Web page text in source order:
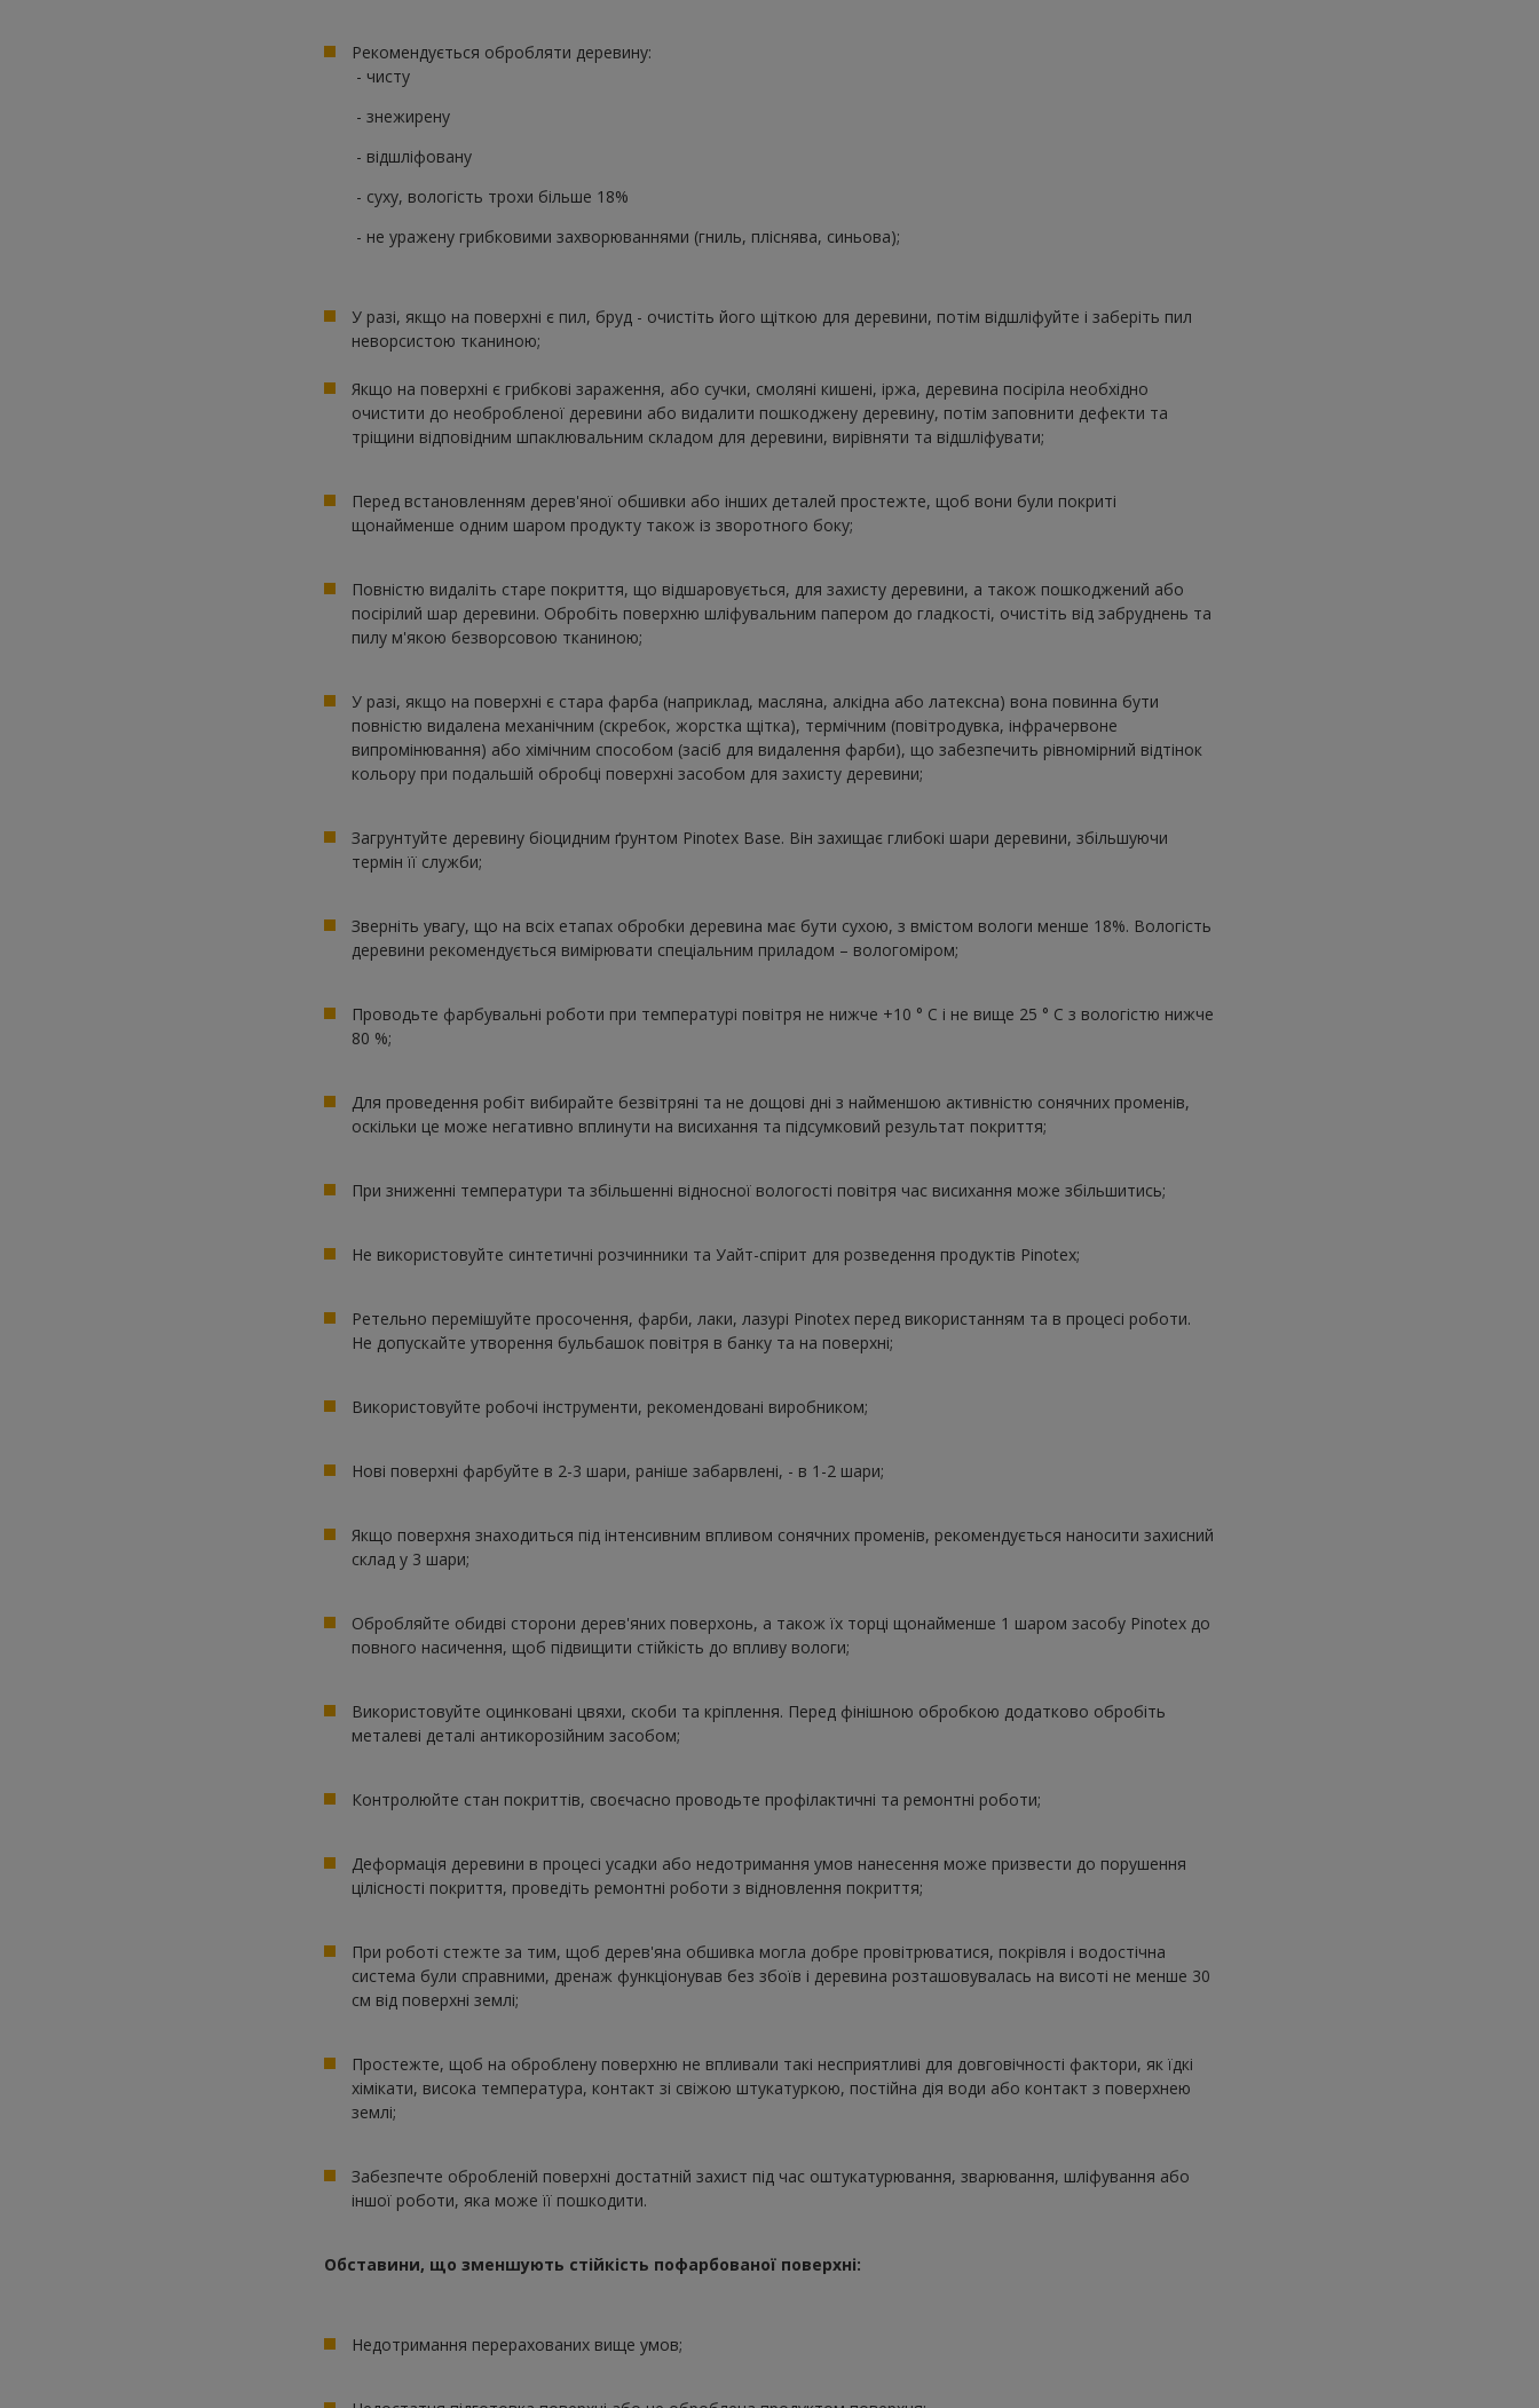
Рекомендується обробляти деревину:
- чисту
- знежирену
- відшліфовану
- суху, вологість трохи більше 18%
- не уражену грибковими захворюваннями (гниль, пліснява, синьова);
У разі, якщо на поверхні є пил, бруд - очистіть його щіткою для деревини, потім відшліфуйте і заберіть пил
неворсистою тканиною;
Якщо на поверхні є грибкові зараження, або сучки, смоляні кишені, іржа, деревина посіріла необхідно
очистити до необробленої деревини або видалити пошкоджену деревину, потім заповнити дефекти та
тріщини відповідним шпаклювальним складом для деревини, вирівняти та відшліфувати;
Перед встановленням дерев'яної обшивки або інших деталей простежте, щоб вони були покриті
щонайменше одним шаром продукту також із зворотного боку;
Повністю видаліть старе покриття, що відшаровується, для захисту деревини, а також пошкоджений або
посірілий шар деревини. Обробіть поверхню шліфувальним папером до гладкості, очистіть від забруднень та
пилу м'якою безворсовою тканиною;
У разі, якщо на поверхні є стара фарба (наприклад, масляна, алкідна або латексна) вона повинна бути
повністю видалена механічним (скребок, жорстка щітка), термічним (повітродувка, інфрачервоне
випромінювання) або хімічним способом (засіб для видалення фарби), що забезпечить рівномірний відтінок
кольору при подальшій обробці поверхні засобом для захисту деревини;
Загрунтуйте деревину біоцидним ґрунтом Pinotex Base. Він захищає глибокі шари деревини, збільшуючи
термін її служби;
Зверніть увагу, що на всіх етапах обробки деревина має бути сухою, з вмістом вологи менше 18%. Вологість
деревини рекомендується вимірювати спеціальним приладом – вологоміром;
Проводьте фарбувальні роботи при температурі повітря не нижче +10 ° C і не вище 25 ° C з вологістю нижче
80 %;
Для проведення робіт вибирайте безвітряні та не дощові дні з найменшою активністю сонячних променів,
оскільки це може негативно вплинути на висихання та підсумковий результат покриття;
При зниженні температури та збільшенні відносної вологості повітря час висихання може збільшитись;
Не використовуйте синтетичні розчинники та Уайт-спірит для розведення продуктів Pinotex;
Ретельно перемішуйте просочення, фарби, лаки, лазурі Pinotex перед використанням та в процесі роботи.
Не допускайте утворення бульбашок повітря в банку та на поверхні;
Використовуйте робочі інструменти, рекомендовані виробником;
Нові поверхні фарбуйте в 2-3 шари, раніше забарвлені, - в 1-2 шари;
Якщо поверхня знаходиться під інтенсивним впливом сонячних променів, рекомендується наносити захисний
склад у 3 шари;
Обробляйте обидві сторони дерев'яних поверхонь, а також їх торці щонайменше 1 шаром засобу Pinotex до
повного насичення, щоб підвищити стійкість до впливу вологи;
Використовуйте оцинковані цвяхи, скоби та кріплення. Перед фінішною обробкою додатково обробіть
металеві деталі антикорозійним засобом;
Контролюйте стан покриттів, своєчасно проводьте профілактичні та ремонтні роботи;
Деформація деревини в процесі усадки або недотримання умов нанесення може призвести до порушення
цілісності покриття, проведіть ремонтні роботи з відновлення покриття;
При роботі стежте за тим, щоб дерев'яна обшивка могла добре провітрюватися, покрівля і водостічна
система були справними, дренаж функціонував без збоїв і деревина розташовувалась на висоті не менше 30
см від поверхні землі;
Простежте, щоб на оброблену поверхню не впливали такі несприятливі для довговічності фактори, як їдкі
хімікати, висока температура, контакт зі свіжою штукатуркою, постійна дія води або контакт з поверхнею
землі;
Забезпечте обробленій поверхні достатній захист під час оштукатурювання, зварювання, шліфування або
іншої роботи, яка може її пошкодити.
Обставини, що зменшують стійкість пофарбованої поверхні:
Недотримання перерахованих вище умов;